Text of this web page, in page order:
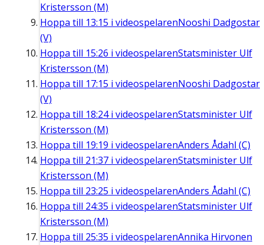
Kristersson (M)
Hoppa till 13:15 i videospelarenNooshi Dadgostar
(V)
Hoppa till 15:26 i videospelarenStatsminister Ulf
Kristersson (M)
Hoppa till 17:15 i videospelarenNooshi Dadgostar
(V)
Hoppa till 18:24i videospelarenStatsminister Ulf
Kristersson (M)
Hoppa till 19:19 i videospelarenAnders Ådahl (C)
Hoppa till 21:37 i videospelarenStatsminister Ulf
Kristersson (M)
Hoppa till 23:25 i videospelarenAnders Ådahl (C)
Hoppa till 24:35 i videospelarenStatsminister Ulf
Kristersson (M)
Hoppa till 25:35 i videospelarenAnnika Hirvonen